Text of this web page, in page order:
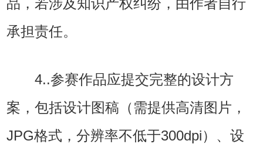
承担责任。
4..参赛作品应提交完整的设计方
案，包括设计图稿（需提供高清图片，
JPG格式，分辨率不低于300dpi）、设